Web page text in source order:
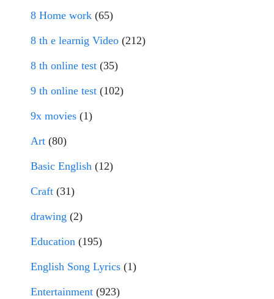
8 Home work (65)
8 th e learnig Video (212)
8 th online test (35)
9 th online test (102)
9x movies (1)
Art (80)
Basic English (12)
Craft (31)
drawing (2)
Education (195)
English Song Lyrics (1)
Entertainment (923)